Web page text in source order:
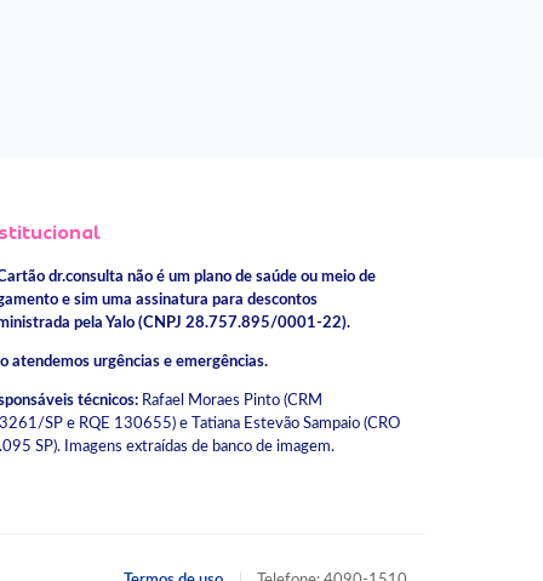
dr.consulta não é um plano de saúde ou meio de
e sim uma assinatura para descontos
pela Yalo (CNPJ 28.757.895/0001-22).
atendemos urgências e emergências.
técnicos:Rafael Moraes Pinto (CRM
SP e RQE 130655) e Tatiana Estevão Sampaio (CRO
SP). Imagens extraídas de banco de imagem.